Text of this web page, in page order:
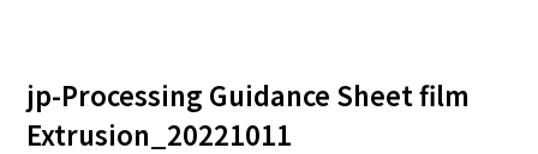
jp-Processing Guidance Sheet film
Extrusion_20221011